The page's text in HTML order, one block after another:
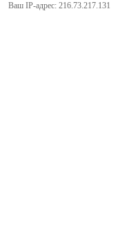
Ваш IP-адрес: 216.73.217.131